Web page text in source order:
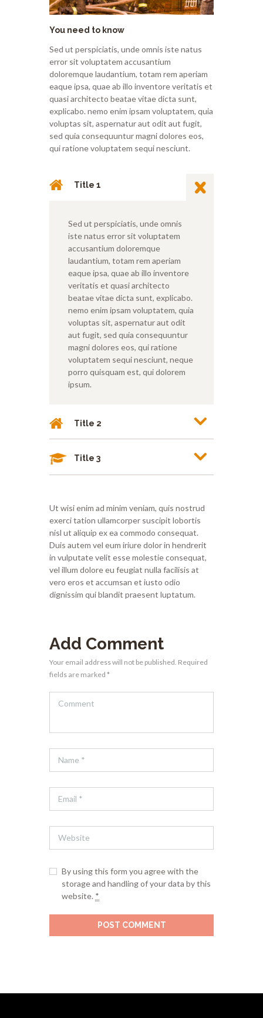
You need to know
Sed ut perspiciatis, unde omnis iste natus
error sit voluptatem accusantium
doloremque laudantium, totam rem aperiam
eaque ipsa, quae ab illo inventore veritatis et
quasi architecto beatae vitae dicta sunt,
explicabo. nemo enim ipsam voluptatem, quia
voluptas sit, aspernatur aut odit aut fugit,
sed quia consequuntur magni dolores eos,
qui ratione voluptatem sequi nesciunt.
Title 1
Sed ut perspiciatis, unde omnis
iste natus error sit voluptatem
accusantium doloremque
laudantium, totam rem aperiam
eaque ipsa, quae ab illo inventore
veritatis et quasi architecto
beatae vitae dicta sunt, explicabo.
nemo enim ipsam voluptatem, quia
voluptas sit, aspernatur aut odit
aut fugit, sed quia consequuntur
magni dolores eos, qui ratione
voluptatem sequi nesciunt, neque
porro quisquam est, qui dolorem
ipsum.
Title 2
Title 3
Ut wisi enim ad minim veniam, quis nostrud
exerci tation ullamcorper suscipit lobortis
nisl ut aliquip ex ea commodo consequat.
Duis autem vel eum iriure dolor in hendrerit
in vulputate velit esse molestie consequat,
vel illum dolore eu feugiat nulla facilisis at
vero eros et accumsan et iusto odio
dignissim qui blandit praesent luptatum.
Add Comment
Your email address will not be published. Required
fields are marked *
By using this form you agree with the
storage and handling of your data by this
website. *